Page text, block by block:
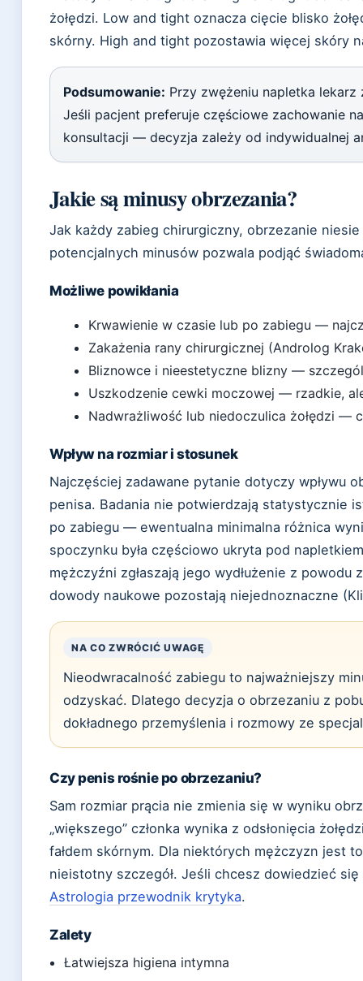
żołędzi. Low and tight oznacza cięcie blisko
skórny. High and tight pozostawia więcej skóry
Podsumowanie: Przy zwężeniu napletka
Jeśli pacjent preferuje częściowe zachowanie
konsultacji — decyzja zależy od indywidualnej
Jakie są minusy obrzezania?
Jak każdy zabieg chirurgiczny, obrzezanie
potencjalnych minusów pozwala podjąć
Możliwe powikłania
Krwawienie w czasie lub po zabiegu —
Zakażenia rany chirurgicznej (Androlog
Bliznowce i nieestetyczne blizny —
Uszkodzenie cewki moczowej — rzadkie,
Nadwrażliwość lub niedoczulica żołędzi —
Wpływ na rozmiar i stosunek
Najczęściej zadawane pytanie dotyczy wpływu
penisa. Badania nie potwierdzają statystycznie
po zabiegu — ewentualna minimalna różnica
spoczynku była częściowo ukryta pod
mężczyźni zgłaszają jego wydłużenie z
dowody naukowe pozostają niejednoznaczne
NA CO ZWRÓCIĆ UWAGĘ
Nieodwracalność zabiegu to najważniejszy
odzyskać. Dlatego decyzja o obrzezaniu z
dokładnego przemyślenia i rozmowy ze
Czy penis rośnie po obrzezaniu?
Sam rozmiar prącia nie zmienia się w wyniku
„większego” członka wynika z odsłonięcia
fałdem skórnym. Dla niektórych mężczyzn jest
nieistotny szczegół. Jeśli chcesz dowiedzieć
Astrologia przewodnik krytyka.
Zalety
Łatwiejsza higiena intymna